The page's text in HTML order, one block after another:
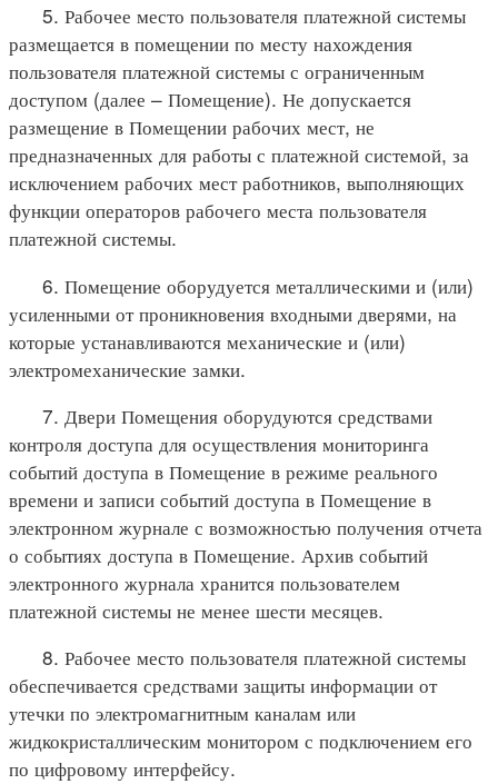
5. Рабочее место пользователя платежной системы
размещается в помещении по месту нахождения
пользователя платежной системы с ограниченным
доступом (далее – Помещение). Не допускается
размещение в Помещении рабочих мест, не
предназначенных для работы с платежной системой, за
исключением рабочих мест работников, выполняющих
функции операторов рабочего места пользователя
платежной системы.
6. Помещение оборудуется металлическими и (или)
усиленными от проникновения входными дверями, на
которые устанавливаются механические и (или)
электромеханические замки.
7. Двери Помещения оборудуются средствами
контроля доступа для осуществления мониторинга
событий доступа в Помещение в режиме реального
времени и записи событий доступа в Помещение в
электронном журнале с возможностью получения отчета
о событиях доступа в Помещение. Архив событий
электронного журнала хранится пользователем
платежной системы не менее шести месяцев.
8. Рабочее место пользователя платежной системы
обеспечивается средствами защиты информации от
утечки по электромагнитным каналам или
жидкокристаллическим монитором с подключением его
по цифровому интерфейсу.